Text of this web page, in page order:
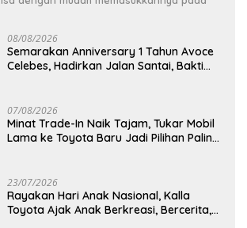
08/08/2026
Semarakan Anniversary 1 Tahun Avoce
Celebes, Hadirkan Jalan Santai, Bakti
07/08/2026
Minat Trade-In Naik Tajam, Tukar Mobil
Lama ke Toyota Baru Jadi Pilihan Paling
23/07/2026
Rayakan Hari Anak Nasional, Kalla
Toyota Ajak Anak Berkreasi, Bercerita,